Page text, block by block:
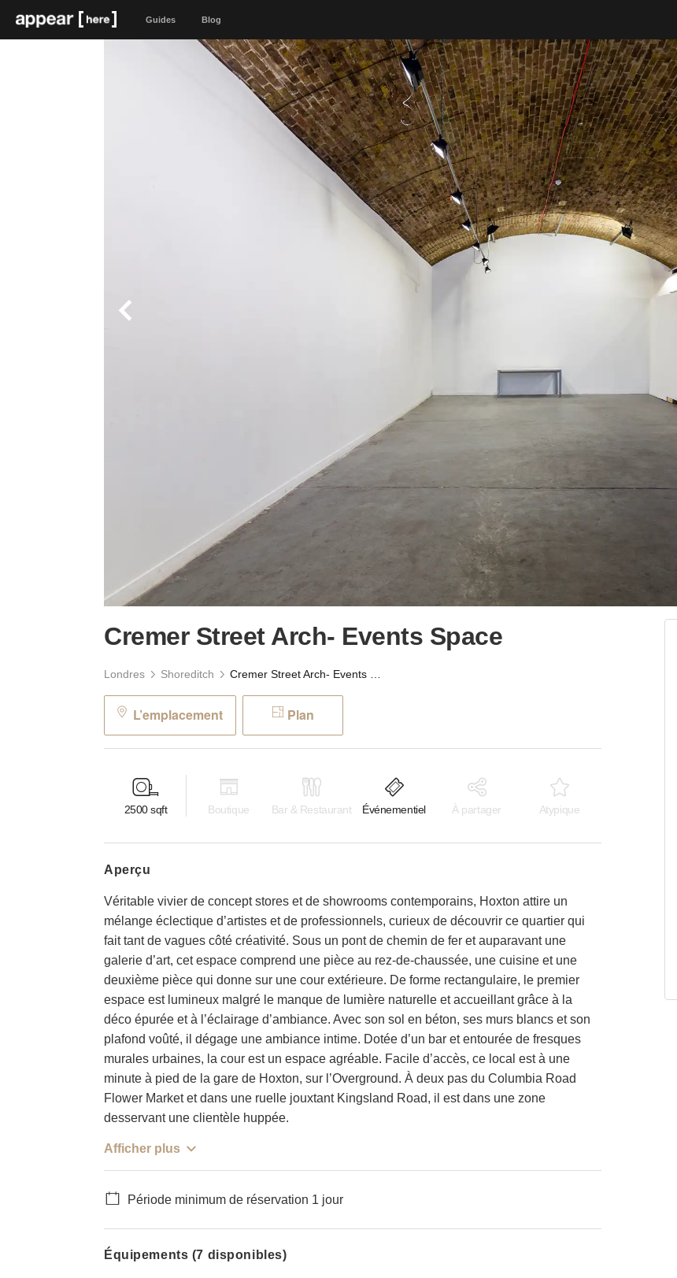
Guides Blog
Cremer Street Arch- Events Space
Londres Shoreditch
L’emplacement Plan
2500 sqft Boutique Bar & Restaurant Événementiel À partager Atypique
aperçu
Véritable vivier de concept stores et de showrooms contemporains, Hoxton attire un
mélange éclectique d’artistes et de professionnels, curieux de découvrir ce quartier qui
fait tant de vagues côté créativité. Sous un pont de chemin de fer et auparavant une
galerie d’art, cet espace comprend une pièce au rez-de-chaussée, une cuisine et une
deuxième pièce qui donne sur une cour extérieure. De forme rectangulaire, le premier
espace est lumineux malgré le manque de lumière naturelle et accueillant grâce à la
déco épurée et à l’éclairage d’ambiance. Avec son sol en béton, ses murs blancs et son
plafond voûté, il dégage une ambiance intime. Dotée d’un bar et entourée de fresques
murales urbaines, la cour est un espace agréable. Facile d’accès, ce local est à une
minute à pied de la gare de Hoxton, sur l’Overground. À deux pas du Columbia Road
Flower Market et dans une ruelle jouxtant Kingsland Road, il est dans une zone
desservant une clientèle huppée.
Afficher plus
Période minimum de réservation 1 jour
Équipements (7 disponibles)